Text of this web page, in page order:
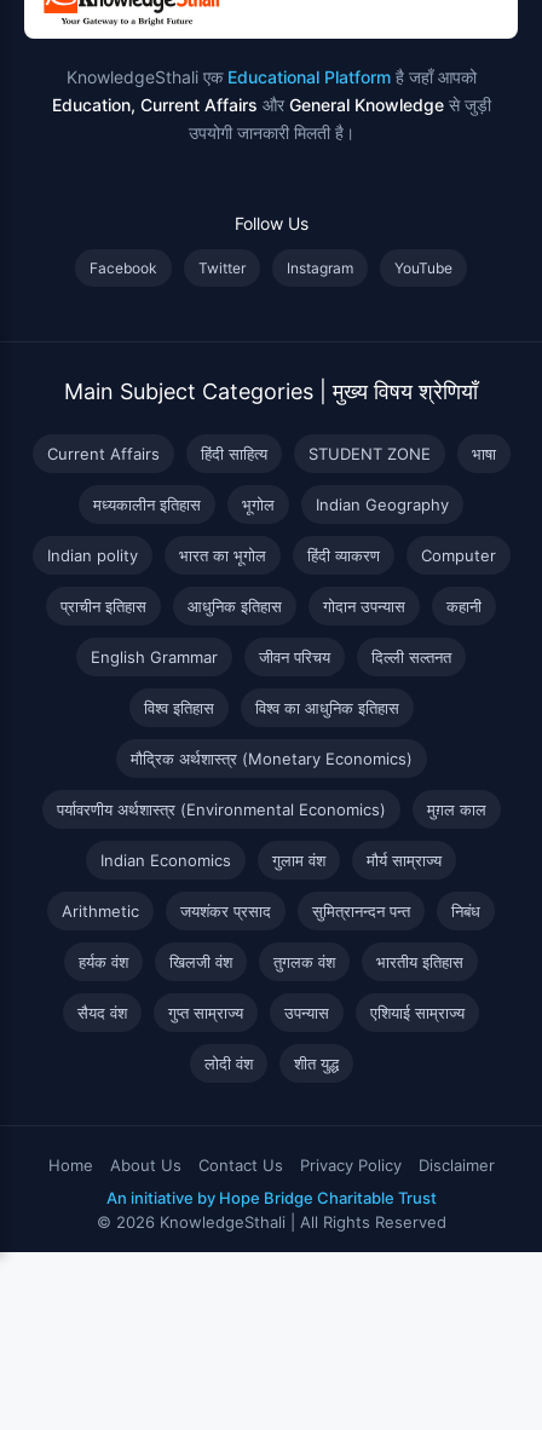
KnowledgeSthali एक Educational Platformहै जहाँ आपको
Education, Current Affairs और General Knowledgeसे जुड़ी
उपयोगी जानकारी मिलती है।
Follow Us
Facebook Twitter Instagram YouTube
Main Subject Categories | मुख्य विषय श्रेणियाँ
Current Affairs हिंदी साहित्य STUDENT ZONE भाषा
मध्यकालीन इतिहास भूगोल Indian Geography
Indian polity भारत का भूगोल हिंदी व्याकरण Computer
प्राचीन इतिहास आधुनिक इतिहास गोदान उपन्यास कहानी
English Grammar जीवन परिचय दिल्ली सल्तनत
विश्व इतिहास विश्व का आधुनिक इतिहास
मौद्रिक अर्थशास्त्र (Monetary Economics)
पर्यावरणीय अर्थशास्त्र (Environmental Economics) मुग़ल काल
Indian Economics गुलाम वंश मौर्य साम्राज्य
Arithmetic जयशंकर प्रसाद सुमित्रानन्दन पन्त निबंध
हर्यक वंश खिलजी वंश तुगलक वंश भारतीय इतिहास
सैयद वंश गुप्त साम्राज्य उपन्यास एशियाई साम्राज्य
लोदी वंश शीत युद्ध
Home About Us Contact Us Privacy Policy
Disclaimer
An initiative by Hope Bridge Charitable Trust
© 2026 KnowledgeSthali | All Rights Reserved